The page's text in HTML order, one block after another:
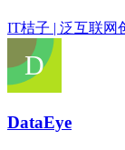
IT桔子 | 泛互联网
DataEye